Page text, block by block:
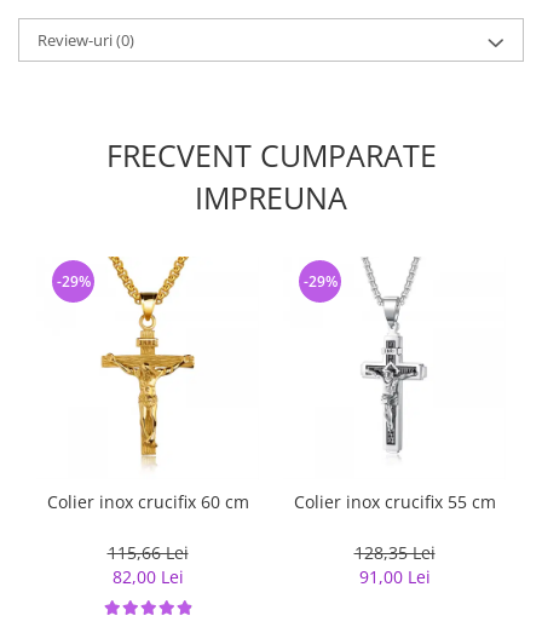
Review-uri(0)
FRECVENT CUMPARATE
IMPREUNA
Colier inox crucifix 60 cm
115,66 Lei
82,00 Lei
-29%
Colier inox crucifix 55 cm
128,35 Lei
91,00 Lei
-29%